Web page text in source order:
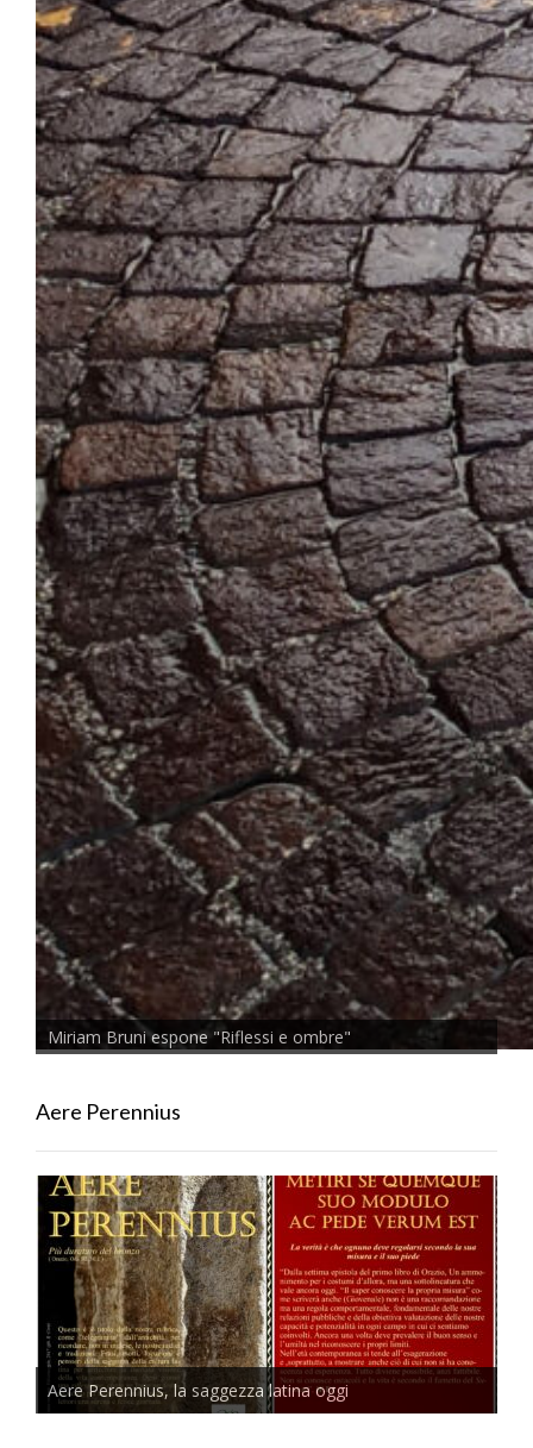
Miriam Bruni espone "Riflessi e ombre"
Aere Perennius
Aere Perennius, la saggezza latina oggi